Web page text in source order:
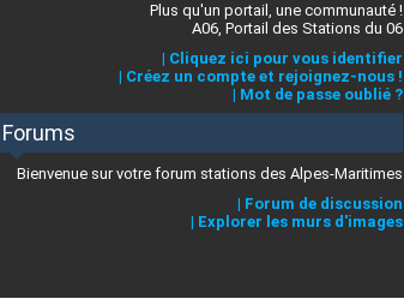
pour les jours à venir
Plus qu'un portail, une communauté !
A06, Portail des Stations du 06
| Cliquez ici pour vous identifier
| Créez un compte et rejoignez-nous !
| Mot de passe oublié ?
Forums
Bienvenue sur votre forum stations des Alpes-Maritimes
| Forum de discussion
| Explorer les murs d'images